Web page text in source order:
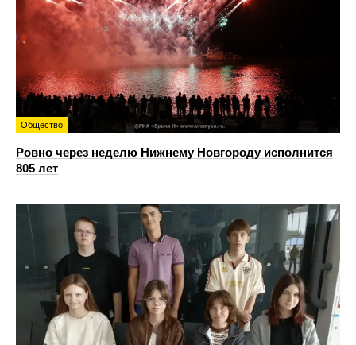
Общество
Ровно через неделю Нижнему Новгороду исполнится
805 лет